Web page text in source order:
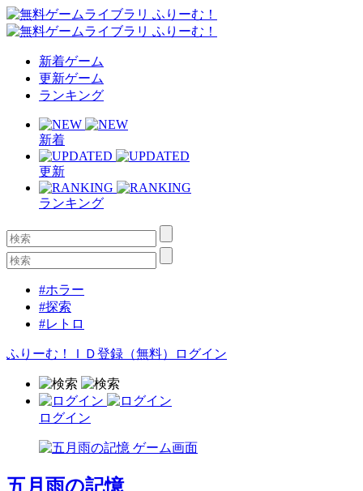
新着ゲーム
更新ゲーム
ランキング
新着
更新
ランキング
#ホラー
#探索
#レトロ
ふりーむ！ＩＤ登録（無料） ログイン
ログイン
五月雨の記憶